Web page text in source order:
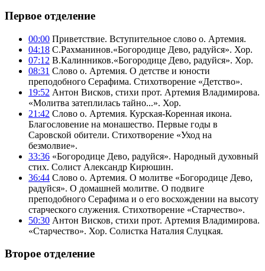
Первое отделение
00:00 Приветствие. Вступительное слово о. Артемия.
04:18 С.Рахманинов.«Богородице Дево, радуйся». Хор.
07:12 В.Калинников.«Богородице Дево, радуйся». Хор.
08:31 Слово о. Артемия. О детстве и юности
преподобного Серафима. Стихотворение «Детство».
19:52 Антон Висков, стихи прот. Артемия Владимирова.
«Молитва затеплилась тайно...». Хор.
21:42 Слово о. Артемия. Курская-Коренная икона.
Благословение на монашество. Первые годы в
Саровской обители. Стихотворение «Уход на
безмолвие».
33:36 «Богородице Дево, радуйся». Народный духовный
стих. Солист Александр Кирюшин.
36:44 Слово о. Артемия. О молитве «Богородице Дево,
радуйся». О домашней молитве. О подвиге
преподобного Серафима и о его восхождении на высоту
старческого служения. Стихотворение «Старчество».
50:30 Антон Висков, стихи прот. Артемия Владимирова.
«Старчество». Хор. Солистка Наталия Слуцкая.
Второе отделение